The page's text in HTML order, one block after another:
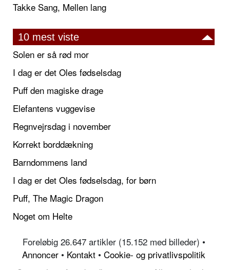
Takke Sang, Mellen lang
10 mest viste
Solen er så rød mor
I dag er det Oles fødselsdag
Puff den magiske drage
Elefantens vuggevise
Regnvejrsdag i november
Korrekt borddækning
Barndommens land
I dag er det Oles fødselsdag, for børn
Puff, The Magic Dragon
Noget om Helte
Foreløbig 26.647 artikler (15.152 med billeder) •
Annoncer • Kontakt • Cookie- og privatlivspolitik